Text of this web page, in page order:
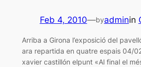
Feb 4, 2010—byadminin
Arriba a Girona l’exposició del
ara repartida en quatre espais 04/
xavier castillón elpunt «Al final el